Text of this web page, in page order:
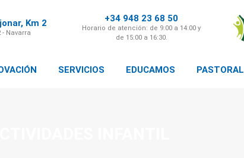
Km 2
- Navarra
+34 948 23 68 50
Horario de atención: de 9:00 a 14:00 y
de 15:00 a 16:30.
SERVICIOS EDUCAMOS PASTORAL